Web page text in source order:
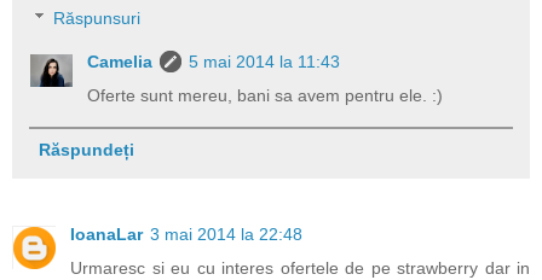
Răspunsuri
Camelia
5 mai 2014 la 11:43
Oferte sunt mereu, bani sa avem pentru ele. :)
Răspundeți
IoanaLar 3 mai 2014 la 22:48
Urmaresc si eu cu interes ofertele de pe strawberry dar in